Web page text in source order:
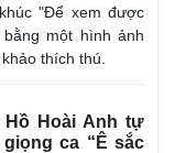
"Để xem được
một hình ảnh
thích thú.
Hoài Anh tự
ca “Ê sắc